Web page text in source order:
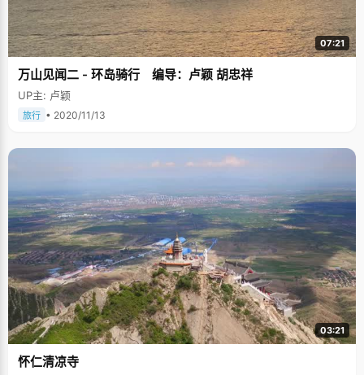
07:21
万山见闻二 - 环岛骑行 编导：卢颖 胡忠祥
UP主: 卢颖
旅行 • 2020/11/13
03:21
怀仁清凉寺